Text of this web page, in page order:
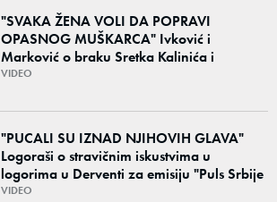
"SVAKA ŽENA VOLI DA POPRAVI
OPASNOG MUŠKARCA" Ivković i
Marković o braku Sretka Kalinića i
fenomenu žena koje biraju kriminalce:
VIDEO
"PUCALI SU IZNAD NJIHOVIH GLAVA"
Logoraši o stravičnim iskustvima u
logorima u Derventi za emisiju "Puls Srbije
vikend": "Tada je počela velika tortura..."
VIDEO